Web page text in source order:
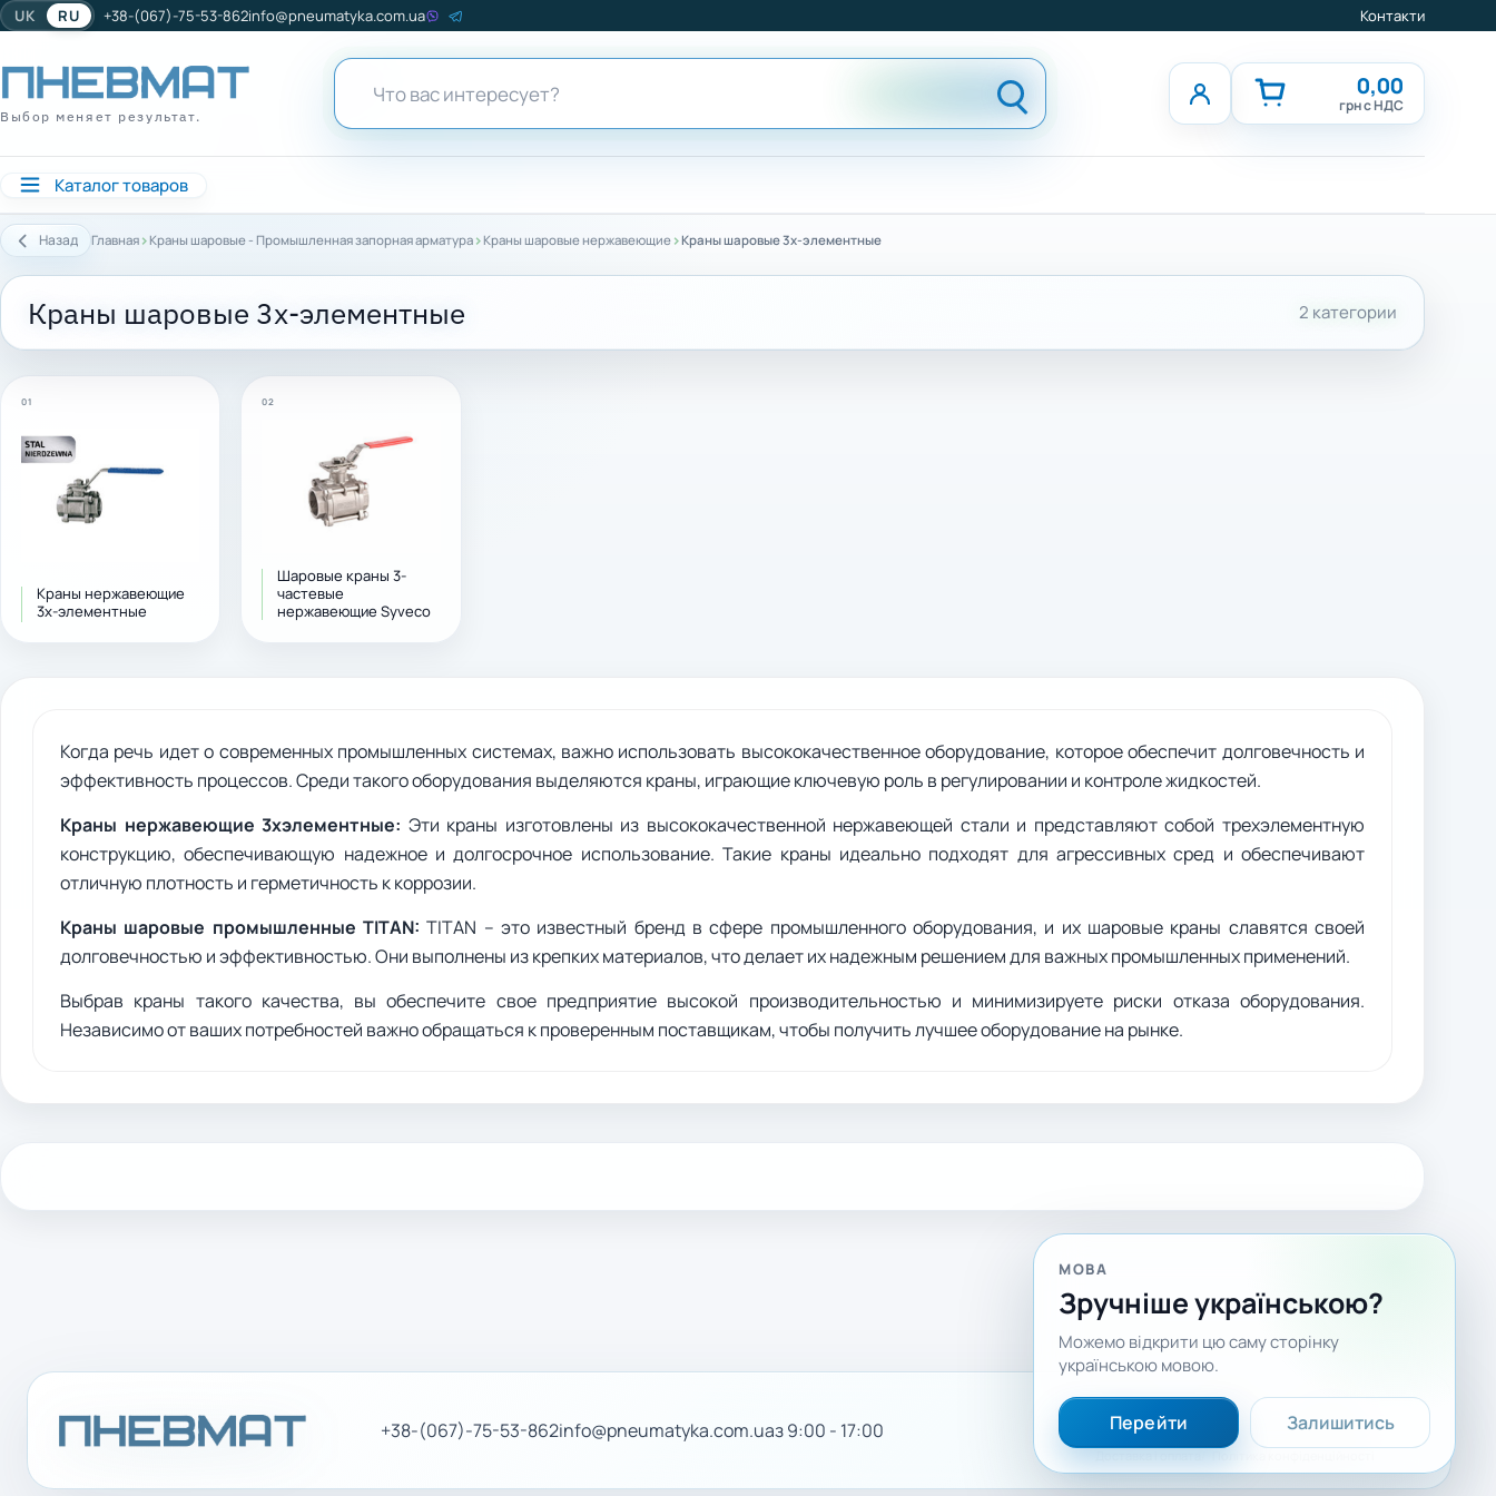
UK RU +38-(067)-75-53-862info@pneumatyka.com.ua Контакти
Выбор меняет результат.
0,00
грн с НДС
Каталог товаров
Назад Главная › Краны шаровые - Промышленная запорная арматура ›Краны шаровые нержавеющие ›Краны шаровые 3х-элементные
Краны шаровые 3х-элементные 2 категории
01
Краны нержавеющие
3х-элементные
02
Шаровые краны 3-
частевые
нержавеющие Syveco
Когда речь идет о современных промышленных системах, важно использовать высококачественное оборудование, которое обеспечит долговечность и
эффективность процессов. Среди такого оборудования выделяются краны, играющие ключевую роль в регулировании и контроле жидкостей.
Краны нержавеющие 3хэлементные: Эти краны изготовлены из высококачественной нержавеющей стали и представляют собой трехэлементную
конструкцию, обеспечивающую надежное и долгосрочное использование. Такие краны идеально подходят для агрессивных сред и обеспечивают
отличную плотность и герметичность к коррозии.
Краны шаровые промышленные TITAN:TITAN – это известный бренд в сфере промышленного оборудования, и их шаровые краны славятся своей
долговечностью и эффективностью. Они выполнены из крепких материалов, что делает их надежным решением для важных промышленных применений.
Выбрав краны такого качества, вы обеспечите свое предприятие высокой производительностью и минимизируете риски отказа оборудования.
Независимо от ваших потребностей важно обращаться к проверенным поставщикам, чтобы получить лучшее оборудование на рынке.
+38-(067)-75-53-862info@pneumatyka.com.uaз 9:00 - 17:00 Facebook LinkedIn YouTube
МОВА
Зручніше українською?
Можемо відкрити цю саму сторінку
українською мовою.
Перейти Залишитись